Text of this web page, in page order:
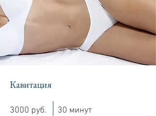
Кавитация
3000 руб. 30 минут